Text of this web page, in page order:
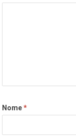
Nome*